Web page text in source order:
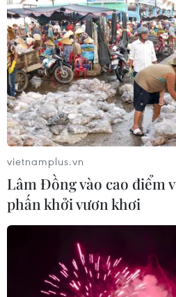
vietnamplus.vn
Lâm Đồng vào cao điểm
phấn khởi vươn khơi